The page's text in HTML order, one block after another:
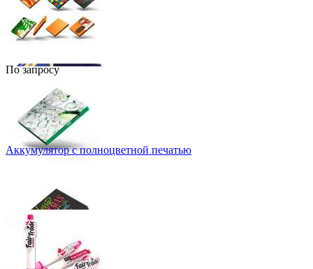
По запросу
Аккумулятор c полноцветной печатью